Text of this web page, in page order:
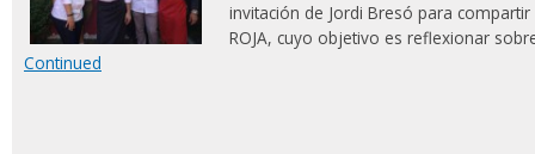
invitación de Jordi Bresó para compartir
ROJA, cuyo objetivo es reflexionar
Continued